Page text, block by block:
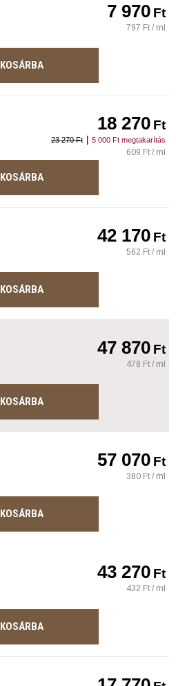
7 970Ft
797 Ft / ml
KOSÁRBA
23 270 Ft | 5 000 Ft megtakarítás
18 270Ft
609 Ft / ml
KOSÁRBA
42 170Ft
562 Ft / ml
KOSÁRBA
47 870Ft
478 Ft / ml
KOSÁRBA
57 070Ft
380 Ft / ml
KOSÁRBA
43 270Ft
432 Ft / ml
KOSÁRBA